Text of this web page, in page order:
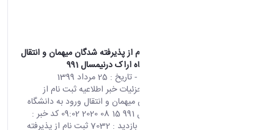
اطلاعیه ثبت نام از پذیرفته شدگان میهمان و انتقال
ورود به دانشگاه اراک درنیمسال 991
- تاریخ : 25 مرداد 1399
صفحه اصلی جزئیات خبر اطلاعیه ثبت نام از
پذیرفته شدگان میهمان و انتقال ورود به دانشگاه
اراک درنیمسال 991 15 08 2020 09:02 کد خبر :
700771 تعداد بازدید : 7032 ثبت نام از پذیرفته